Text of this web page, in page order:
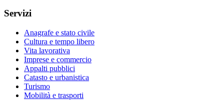
Servizi
Anagrafe e stato civile
Cultura e tempo libero
Vita lavorativa
Imprese e commercio
Appalti pubblici
Catasto e urbanistica
Turismo
Mobilità e trasporti